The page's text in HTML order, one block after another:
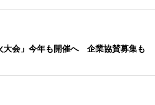
大会」今年も開催へ 企業協賛募集も